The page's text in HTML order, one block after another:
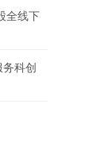
全线下
科创